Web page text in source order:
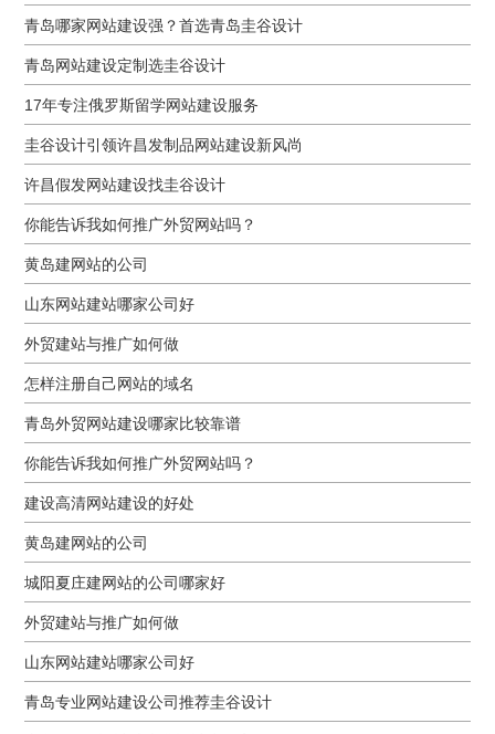
青岛哪家网站建设强？首选青岛圭谷设计
青岛网站建设定制选圭谷设计
17年专注俄罗斯留学网站建设服务
圭谷设计引领许昌发制品网站建设新风尚
许昌假发网站建设找圭谷设计
你能告诉我如何推广外贸网站吗？
黄岛建网站的公司
山东网站建站哪家公司好
外贸建站与推广如何做
怎样注册自己网站的域名
青岛外贸网站建设哪家比较靠谱
你能告诉我如何推广外贸网站吗？
建设高清网站建设的好处
黄岛建网站的公司
城阳夏庄建网站的公司哪家好
外贸建站与推广如何做
山东网站建站哪家公司好
青岛专业网站建设公司推荐圭谷设计